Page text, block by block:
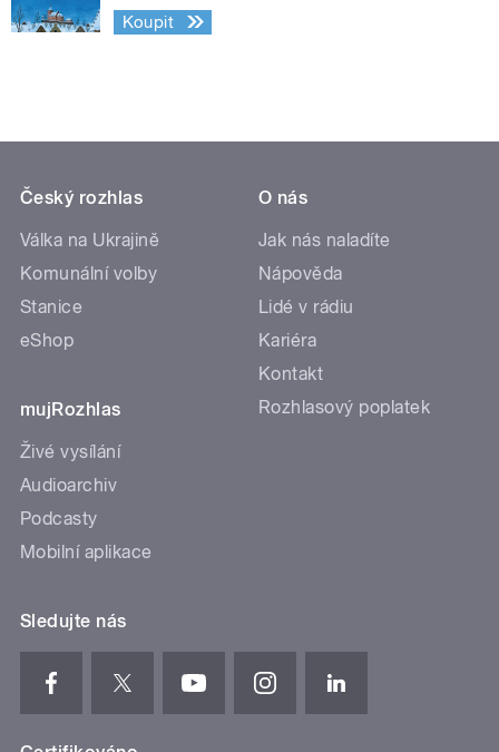
Koupit
Český rozhlas
Válka na Ukrajině
Komunální volby
Stanice
eShop
mujRozhlas
Živé vysílání
Audioarchiv
Podcasty
Mobilní aplikace
O nás
Jak nás naladíte
Nápověda
Lidé v rádiu
Kariéra
Kontakt
Rozhlasový poplatek
Sledujte nás